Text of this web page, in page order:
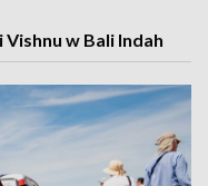
w Bali Indah